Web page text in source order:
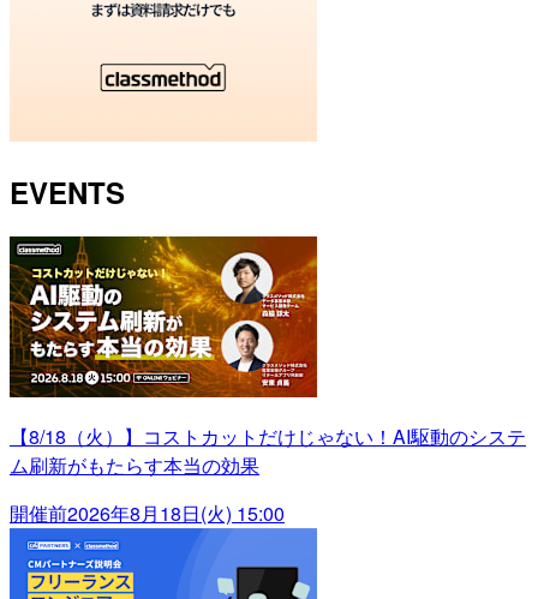
EVENTS
【8/18（火）】コストカットだけじゃない！AI駆動のシステ
ム刷新がもたらす本当の効果
開催前2026年8月18日(火) 15:00